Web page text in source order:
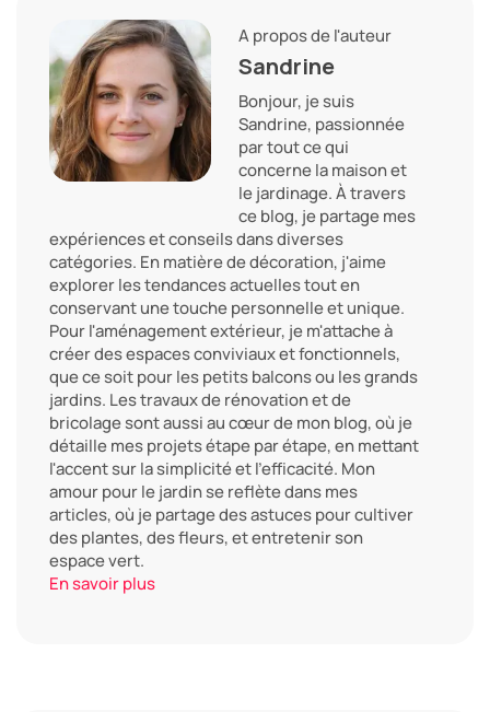
A propos de l'auteur
Sandrine
Bonjour, je suis
Sandrine, passionnée
par tout ce qui
concerne la maison et
le jardinage. À travers
ce blog, je partage mes
expériences et conseils dans diverses
catégories. En matière de décoration, j'aime
explorer les tendances actuelles tout en
conservant une touche personnelle et unique.
Pour l'aménagement extérieur, je m'attache à
créer des espaces conviviaux et fonctionnels,
que ce soit pour les petits balcons ou les grands
jardins. Les travaux de rénovation et de
bricolage sont aussi au cœur de mon blog, où je
détaille mes projets étape par étape, en mettant
l'accent sur la simplicité et l'efficacité. Mon
amour pour le jardin se reflète dans mes
articles, où je partage des astuces pour cultiver
des plantes, des fleurs, et entretenir son
espace vert.
En savoir plus